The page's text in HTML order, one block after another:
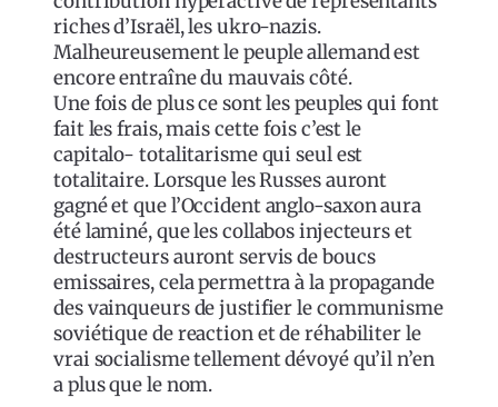
riches d’Israël, les ukro-nazis.
Malheureusement le peuple allemand est
encore entraîne du mauvais côté.
Une fois de plus ce sont les peuples qui font
fait les frais, mais cette fois c’est le
capitalo- totalitarisme qui seul est
totalitaire. Lorsque les Russes auront
gagné et que l’Occident anglo-saxon aura
été laminé, que les collabos injecteurs et
destructeurs auront servis de boucs
emissaires, cela permettra à la propagande
des vainqueurs de justifier le communisme
soviétique de reaction et de réhabiliter le
vrai socialisme tellement dévoyé qu’il n’en
a plus que le nom.